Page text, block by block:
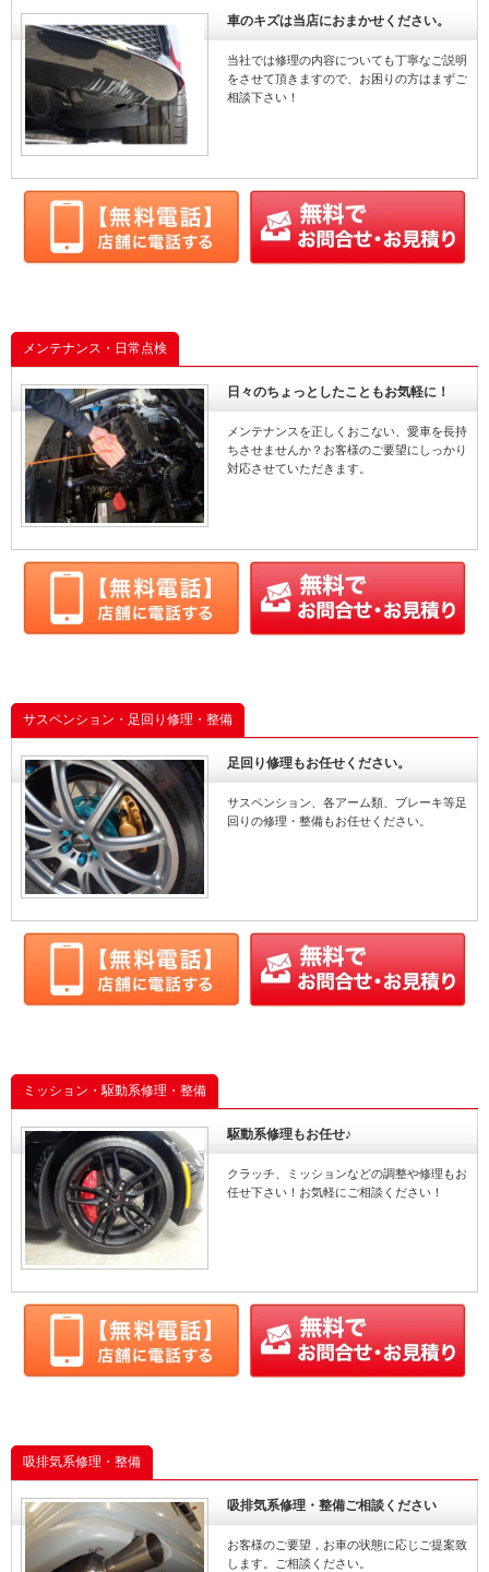
車のキズは当店におまかせください。
当社では修理の内容についても丁寧なご説明
をさせて頂きますので、お困りの方はまずご
相談下さい！
メンテナンス・日常点検
日々のちょっとしたこともお気軽に！
メンテナンスを正しくおこない、愛車を長持
ちさせませんか？お客様のご要望にしっかり
対応させていただきます。
サスペンション・足回り修理・整備
足回り修理もお任せください。
サスペンション、各アーム類、ブレーキ等足
回りの修理・整備もお任せください。
ミッション・駆動系修理・整備
駆動系修理もお任せ♪
クラッチ、ミッションなどの調整や修理もお
任せ下さい！お気軽にご相談ください！
吸排気系修理・整備
吸排気系修理・整備ご相談ください
お客様のご要望，お車の状態に応じご提案致
します。ご相談ください。